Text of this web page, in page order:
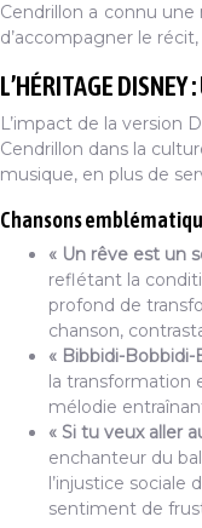
Cendrillon a connu
d’accompagner le
L’HÉRITAGE
L’impact de la version
Cendrillon dans la
musique, en plus de
Chansons
« Un rêve est un
reflétant la
profond de
chanson,
« Bibbidi-Bobbidi-
la transformation
mélodie
« Si tu veux aller
enchanteur du
l’injustice
sentiment de